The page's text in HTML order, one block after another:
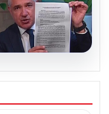
İşte
ve